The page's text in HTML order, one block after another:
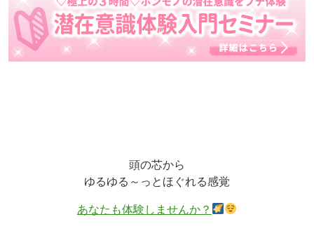
頭の芯から
ゆるゆる～っとほぐれる感覚
あなたも体験しませんか？